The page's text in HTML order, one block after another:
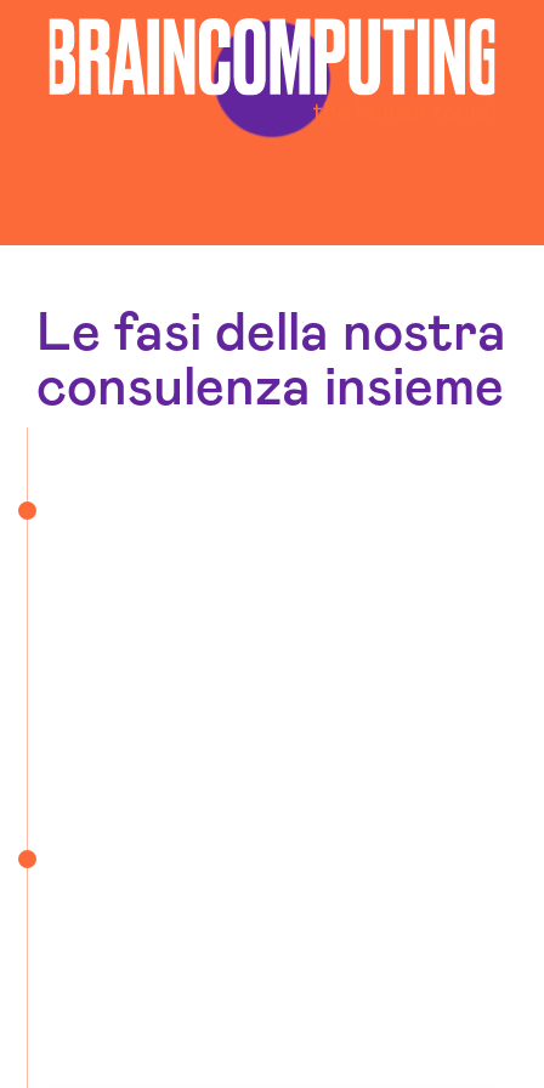
Le fasi della nostra
consulenza insieme